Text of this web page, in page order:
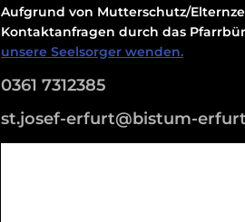
Aufgrund von Mutterschutz/
Kontaktanfragen durch das
unsere Seelsorger wenden.
0361 7312385
st.josef-erfurt@bistum-